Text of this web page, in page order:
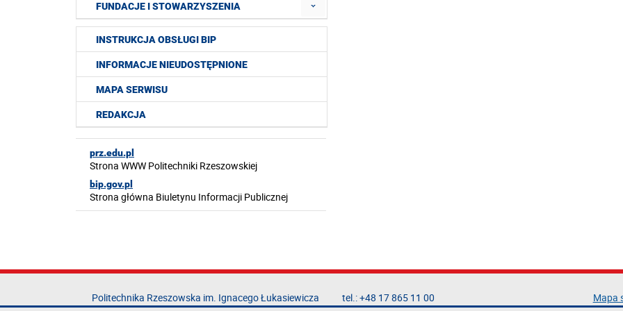
FUNDACJE I STOWARZYSZENIA
INSTRUKCJA OBSŁUGI BIP
INFORMACJE NIEUDOSTĘPNIONE
MAPA SERWISU
REDAKCJA
prz.edu.pl
Strona WWW Politechniki Rzeszowskiej
bip.gov.pl
Strona główna Biuletynu Informacji Publicznej
Politechnika Rzeszowska im. Ignacego Łukasiewicza
tel.: +48 17 865 11 00
Mapa